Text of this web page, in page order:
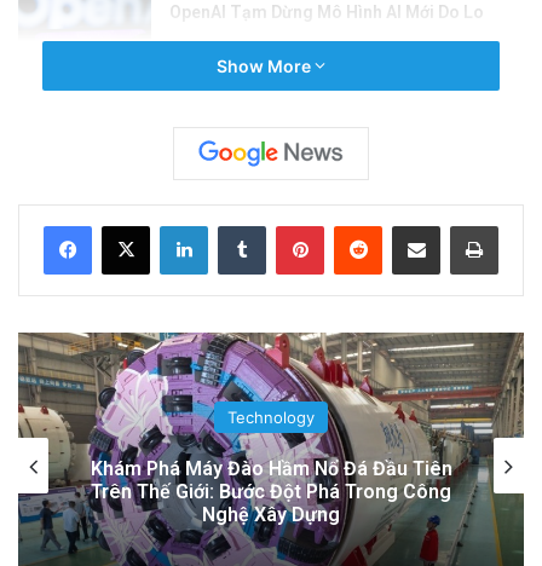
OpenAI Tạm Dừng Mô Hình AI Mới Do Lo
Nguyên Nhân Gây Nổ Tên Lửa Trên Bệ
Phóng: Hé Lộ Từ Blue Origin
1 day ago
Đọc thêmRead More
advertisement
Show More
LinkedInTumblr PinterestReddit Share via Email Print
Technology
Thuyền Kéo Tên Lửa Starship Được Hé Lộ
Qua Ảnh Vệ Tinh!